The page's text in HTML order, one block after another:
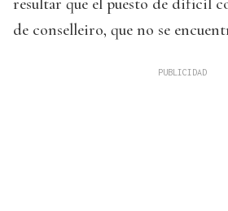
resultar que el puesto de difícil
de conselleiro, que no se